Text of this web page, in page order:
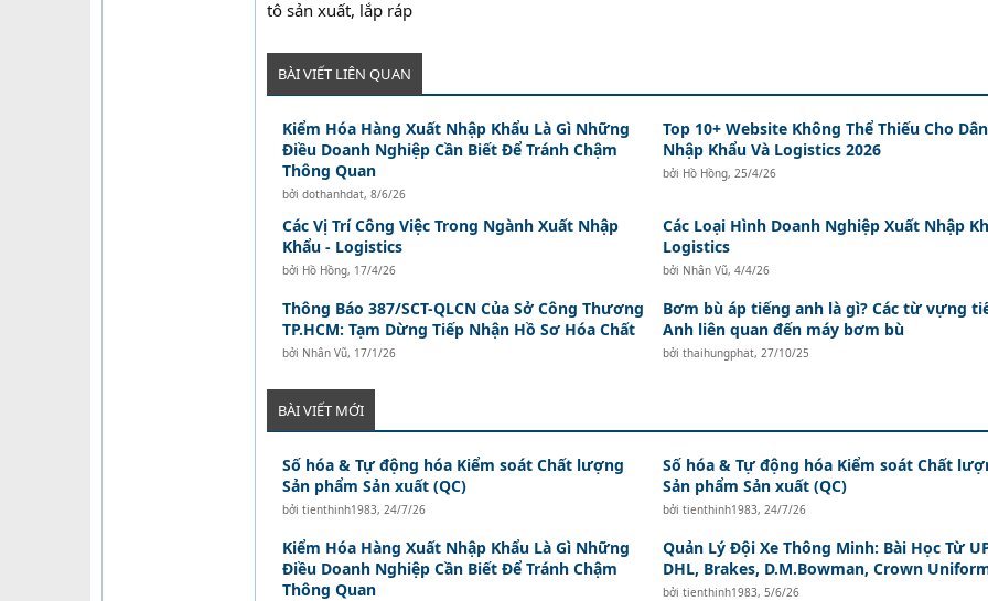
tô sản xuất, lắp ráp
BÀI VIẾT LIÊN QUAN
Kiểm Hóa Hàng Xuất Nhập Khẩu Là Gì Những
Điều Doanh Nghiệp Cần Biết Để Tránh Chậm
Thông Quan
bởi dothanhdat, 8/6/26
Top 10+ Website Không Thể Thiếu Cho
Nhập Khẩu Và Logistics 2026
bởi Hồ Hồng, 25/4/26
Các Vị Trí Công Việc Trong Ngành Xuất Nhập
Khẩu - Logistics
bởi Hồ Hồng, 17/4/26
Các Loại Hình Doanh Nghiệp Xuất Nhập
Logistics
bởi Nhân Vũ, 4/4/26
Thông Báo 387/SCT-QLCN Của Sở Công Thương
TP.HCM: Tạm Dừng Tiếp Nhận Hồ Sơ Hóa Chất
bởi Nhân Vũ, 17/1/26
Bơm bù áp tiếng anh là gì? Các từ vựng
Anh liên quan đến máy bơm bù
bởi thaihungphat, 27/10/25
BÀI VIẾT MỚI
Số hóa & Tự động hóa Kiểm soát Chất lượng
Sản phẩm Sản xuất (QC)
bởi tienthinh1983, 24/7/26
Số hóa & Tự động hóa Kiểm soát Chất
Sản phẩm Sản xuất (QC)
bởi tienthinh1983, 24/7/26
Kiểm Hóa Hàng Xuất Nhập Khẩu Là Gì Những
Điều Doanh Nghiệp Cần Biết Để Tránh Chậm
Thông Quan
Quản Lý Đội Xe Thông Minh: Bài Học Từ
DHL, Brakes, D.M.Bowman, Crown
bởi tienthinh1983, 5/6/26